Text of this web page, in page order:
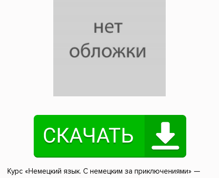
Курс «Немецкий язык. С немецким за приключениями» —